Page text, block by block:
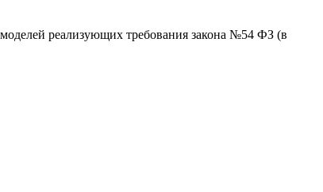
реализующих требования закона №54 ФЗ (в